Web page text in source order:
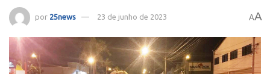
por 25news 23 de junho de 2023 AA